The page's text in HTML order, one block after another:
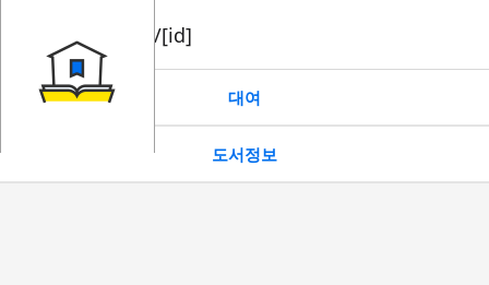
book/rent/[id]
대여
도서정보